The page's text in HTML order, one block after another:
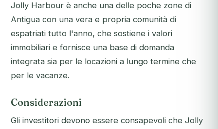
Jolly Harbour è anche una delle poche zone di
Antigua con una vera e propria comunità di
espatriati tutto l'anno, che sostiene i valori
immobiliari e fornisce una base di domanda
integrata sia per le locazioni a lungo termine che
per le vacanze.
Considerazioni
Gli investitori devono essere consapevoli che Jolly